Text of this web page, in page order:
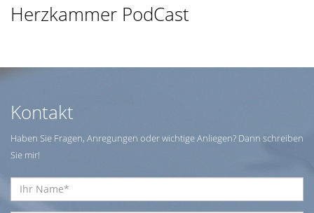
Herzkammer PodCast
Kontakt
Haben Sie Fragen, Anregungen oder wichtige Anliegen? Dann schreiben
Sie mir!